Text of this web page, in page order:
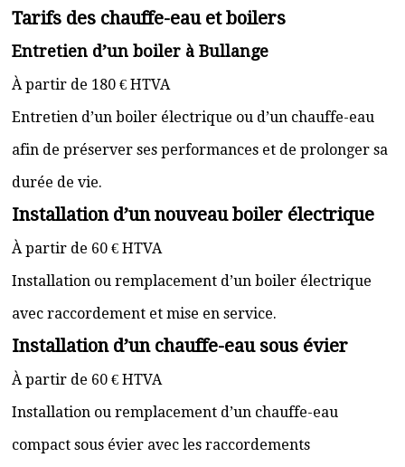
Tarifs des chauffe-eau et boilers
Entretien d’un boiler à Bullange
À partir de 180 € HTVA
Entretien d’un boiler électrique ou d’un chauffe-eau
afin de préserver ses performances et de prolonger sa
durée de vie.
Installation d’un nouveau boiler électrique
À partir de 60 € HTVA
Installation ou remplacement d’un boiler électrique
avec raccordement et mise en service.
Installation d’un chauffe-eau sous évier
À partir de 60 € HTVA
Installation ou remplacement d’un chauffe-eau
compact sous évier avec les raccordements